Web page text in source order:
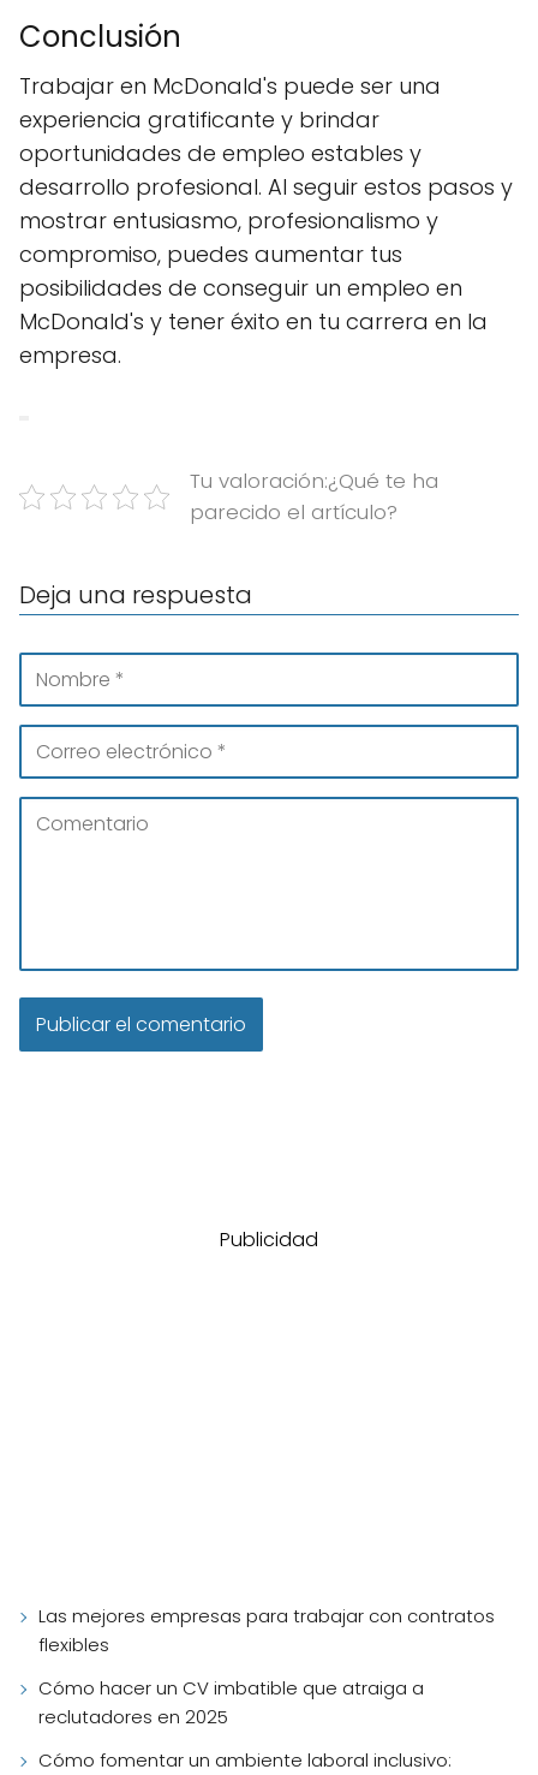
Conclusión
Trabajar en McDonald's puede ser una
experiencia gratificante y brindar
oportunidades de empleo estables y
desarrollo profesional. Al seguir estos pasos y
mostrar entusiasmo, profesionalismo y
compromiso, puedes aumentar tus
posibilidades de conseguir un empleo en
McDonald's y tener éxito en tu carrera en la
empresa.
Tu valoración:¿Qué te ha
parecido el artículo?
Deja una respuesta
Publicidad
Las mejores empresas para trabajar con contratos
flexibles
Cómo hacer un CV imbatible que atraiga a
reclutadores en 2025
Cómo fomentar un ambiente laboral inclusivo: